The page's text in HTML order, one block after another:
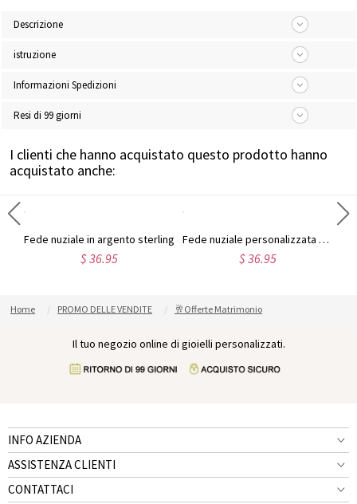
Descrizione
istruzione
Informazioni Spedizioni
Resi di 99 giorni
I clienti che hanno acquistato questo prodotto hanno
acquistato anche:
Fede nuziale in argento sterling
$ 36.95
Fede nuziale personalizzata per l'eternità
$ 36.95
Home PROMO DELLE VENDITE 🥂Offerte Matrimonio
Il tuo negozio online di gioielli personalizzati.
INFO AZIENDA
ASSISTENZA CLIENTI
CONTATTACI